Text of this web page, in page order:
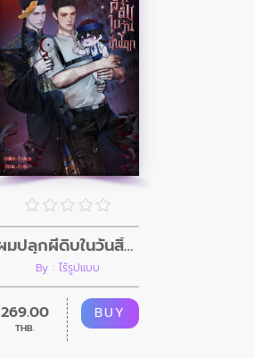
ผมปลุกผีดิบในวันสิ้นโลก (อินิกม่าxอัลฟ่า)
By : ไร้รูปแบบ
269.00
THB.
BUY